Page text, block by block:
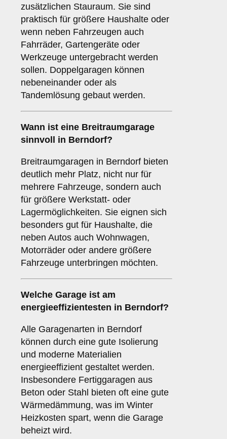
zusätzlichen Stauraum. Sie sind
praktisch für größere Haushalte oder
wenn neben Fahrzeugen auch
Fahrräder, Gartengeräte oder
Werkzeuge untergebracht werden
sollen. Doppelgaragen können
nebeneinander oder als
Tandemlösung gebaut werden.
Wann ist eine Breitraumgarage
sinnvoll in Berndorf?
Breitraumgaragen in Berndorf bieten
deutlich mehr Platz, nicht nur für
mehrere Fahrzeuge, sondern auch
für größere Werkstatt- oder
Lagermöglichkeiten. Sie eignen sich
besonders gut für Haushalte, die
neben Autos auch Wohnwagen,
Motorräder oder andere größere
Fahrzeuge unterbringen möchten.
Welche Garage ist am
energieeffizientesten in Berndorf?
Alle Garagenarten in Berndorf
können durch eine gute Isolierung
und moderne Materialien
energieeffizient gestaltet werden.
Insbesondere Fertiggaragen aus
Beton oder Stahl bieten oft eine gute
Wärmedämmung, was im Winter
Heizkosten spart, wenn die Garage
beheizt wird.